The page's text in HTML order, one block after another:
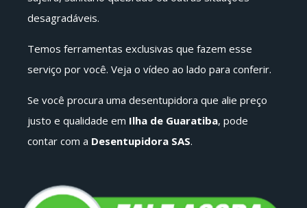
desagradáveis.
Temos ferramentas exclusivas que fazem esse
serviço por você. Veja o vídeo ao lado para conferir.
Se você procura uma desentupidora que alie preço
justo e qualidade em Ilha de Guaratiba, pode
contar com a Desentupidora SAS.